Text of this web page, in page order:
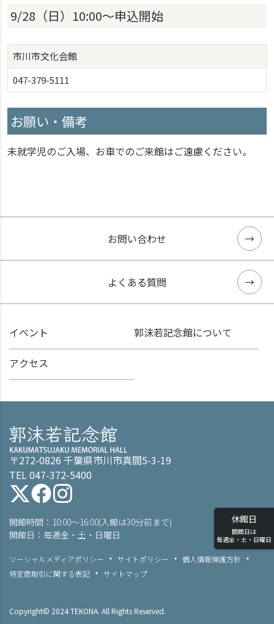
9/28（日）10:00～申込開始
市川市文化会館
047-379-5111
お願い・備考
未就学児のご入場、お車でのご来館はご遠慮ください。
お問い合わせ
よくある質問
イベント 郭沫若記念館について
アクセス
休館日
開館日は
毎週金・土・日曜日
〒272-0826 千葉県市川市真間5-3-19
TEL 047-372-5400
Copyright© 2024 TEKONA. All Rights Reserved.
開館時間：10:00～16:00(入館は30分前まで)
開館日：毎週金・土・日曜日
ソーシャルメディアポリシー サイトポリシー
個人情報保護方針
特定商取引に関する表記
サイトマップ